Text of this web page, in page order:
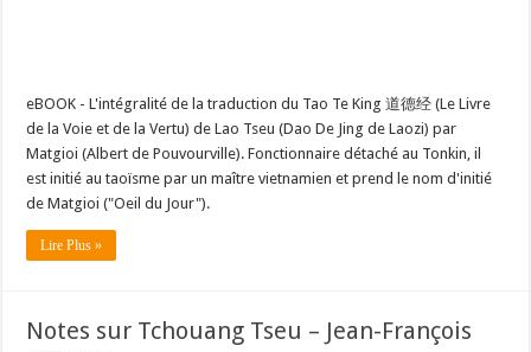
eBOOK - L'intégralité de la traduction du Tao Te King 道德经 (Le Livre
de la Voie et de la Vertu) de Lao Tseu (Dao De Jing de Laozi) par
Matgioi (Albert de Pouvourville). Fonctionnaire détaché au Tonkin, il
est initié au taoïsme par un maître vietnamien et prend le nom d'initié
de Matgioi ("Oeil du Jour").
Lire Plus »
Notes sur Tchouang Tseu – Jean-François